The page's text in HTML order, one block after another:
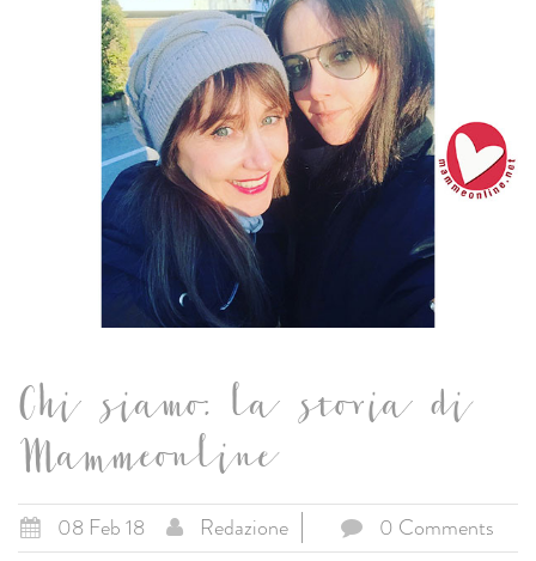
Chi siamo: la storia di
Mammeonline
08 Feb 18 Redazione
0 Comments